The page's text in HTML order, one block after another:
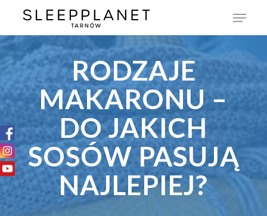
RODZAJE
MAKARONU –
DO JAKICH
SOSÓW PASUJĄ
NAJLEPIEJ?